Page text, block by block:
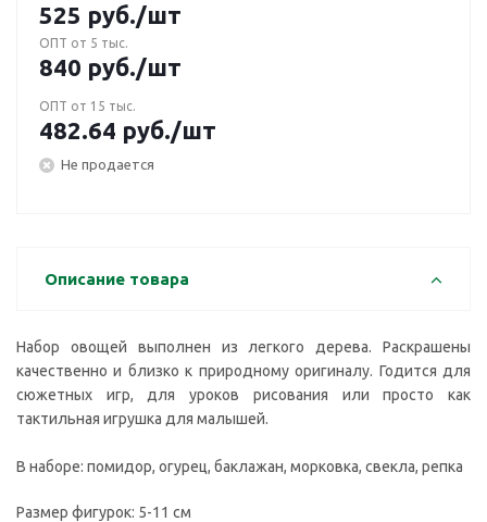
525 руб./шт
ОПТ от 5 тыс.
840 руб./шт
ОПТ от 15 тыс.
482.64 руб./шт
Не продается
Описание товара
Набор овощей выполнен из легкого дерева. Раскрашены
качественно и близко к природному оригиналу. Годится для
сюжетных игр, для уроков рисования или просто как
тактильная игрушка для малышей.
В наборе: помидор, огурец, баклажан, морковка, свекла, репка
Размер фигурок: 5-11 см